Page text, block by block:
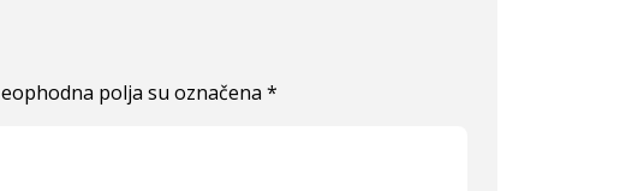
polja su označena *